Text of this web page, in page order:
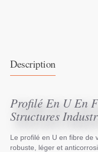
Description
Profilé En U En
Structures
Le profilé en U en fibre de
robuste, léger et